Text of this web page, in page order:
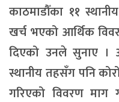
काठमाडौँका ११
खर्च भएको आर्थिक
दिएको उनले सुनाए ।
स्थानीय तहसँग पनि
गरिएको विवरण माग